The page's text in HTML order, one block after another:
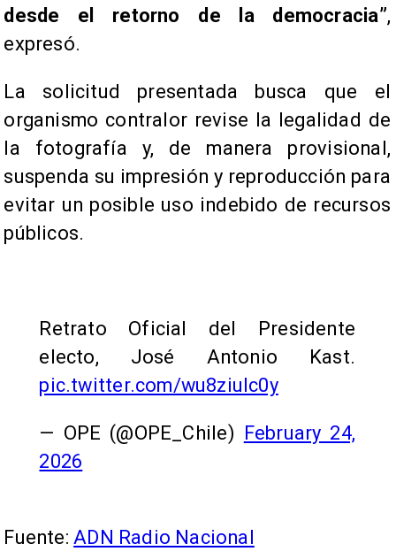
desde el retorno de la democracia”,
expresó.
La solicitud presentada busca que el
organismo contralor revise la legalidad de
la fotografía y, de manera provisional,
suspenda su impresión y reproducción para
evitar un posible uso indebido de recursos
públicos.
Retrato Oficial del Presidente
electo, José Antonio Kast.
pic.twitter.com/wu8ziulc0y
— OPE (@OPE_Chile) February 24,
2026
Fuente:ADN Radio Nacional